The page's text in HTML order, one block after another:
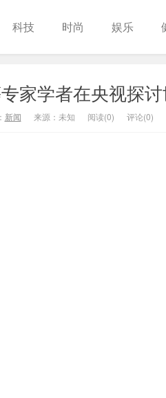
科技 时尚 娱乐
家学者在央视探
新闻 来源：未知 阅读(0) 评论(0)